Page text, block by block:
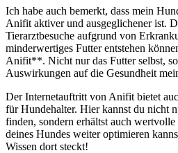
Ich ⁤habe auch bemerkt, dass mein
Anifit‌ aktiver und⁣ ausgeglichener ist.
⁢Tierarztbesuche ‍aufgrund ⁣von
minderwertiges ‌Futter entstehen
Anifit**. Nicht nur das ‍Futter selbst,
Auswirkungen auf ​die Gesundheit
Der Internetauftritt von Anifit bietet
für ‍Hundehalter. Hier⁢ kannst du nicht
finden, sondern erhältst auch
deines Hundes weiter optimieren⁢
Wissen dort steckt!